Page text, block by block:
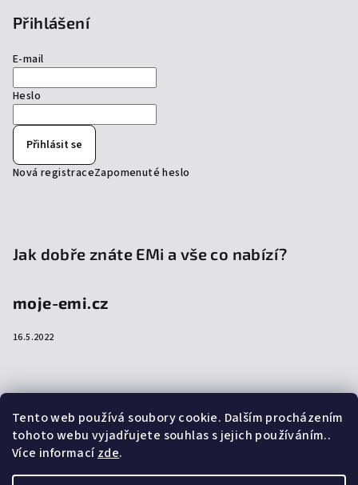
Tento web používá soubory cookie. Dalším procházením
tohoto webu vyjadřujete souhlas s jejich používáním..
Více informacízde.
Přihlášení
E-mail
Heslo
Přihlásit se
Nová registraceZapomenuté heslo
Jak dobře znáte EMi a vše co nabízí?
moje-emi.cz
16.5.2022
Přijímáme online platby